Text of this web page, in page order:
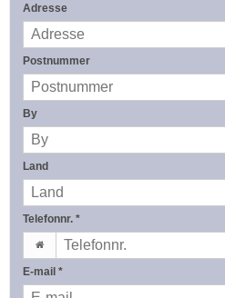
Adresse
Postnummer
By
Land
Telefonnr. *
E-mail *